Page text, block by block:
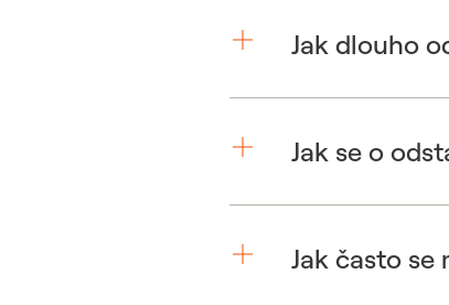
Jak dlouho
Jak se o
Jak často